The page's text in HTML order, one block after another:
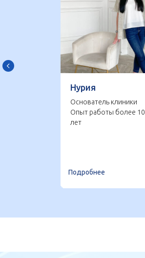
Нурия
Основатель клиники
Опыт работы более 10
лет
Подробнее
НЕОБХОДИМА КОНСУЛЬТАЦИЯ
СПЕЦИАЛИСТА.